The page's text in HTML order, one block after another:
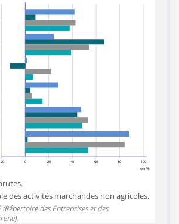
0 20 40 60 80 100
-20
en %
des activités marchandes non agricoles.
(Répertoire des Entreprises et des